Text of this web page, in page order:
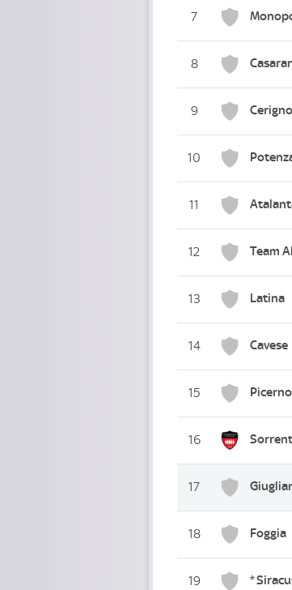
7
8
9
10
11
12 Team
13 Latina
14 Cavese
15 Picerno
16
17
18 Foggia
19 *